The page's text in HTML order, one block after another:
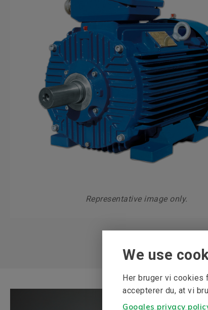
We use
Her bruger vi
accepterer du, at vi
Googles privacy
Representative image only.